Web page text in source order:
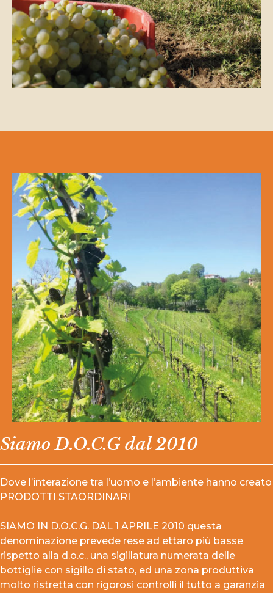
Siamo D.O.C.G dal 2010
Dove l’interazione tra l’uomo e l’ambiente hanno creato
PRODOTTI STAORDINARI
SIAMO IN D.O.C.G. DAL 1 APRILE 2010 questa
denominazione prevede rese ad ettaro più basse
rispetto alla d.o.c., una sigillatura numerata delle
bottiglie con sigillo di stato, ed una zona produttiva
molto ristretta con rigorosi controlli il tutto a garanzia